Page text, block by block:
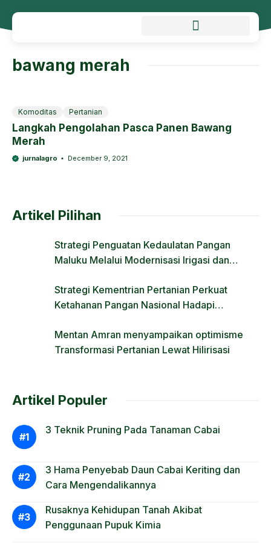
bawang merah
Komoditas Pertanian
Langkah Pengolahan Pasca Panen Bawang
Merah
jurnalagro December 9, 2021
Artikel Pilihan
Strategi Penguatan Kedaulatan Pangan
Maluku Melalui Modernisasi Irigasi dan
Strategi Kementrian Pertanian Perkuat
Ketahanan Pangan Nasional Hadapi
Mentan Amran menyampaikan optimisme
Transformasi Pertanian Lewat Hilirisasi
Artikel Populer
3 Teknik Pruning Pada Tanaman Cabai
3 Hama Penyebab Daun Cabai Keriting dan
Cara Mengendalikannya
Rusaknya Kehidupan Tanah Akibat
Penggunaan Pupuk Kimia